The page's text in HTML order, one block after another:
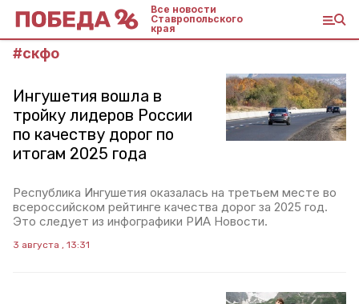
Все новости
Ставропольского
края
#скфо
Ингушетия вошла в
тройку лидеров России
по качеству дорог по
итогам 2025 года
Республика Ингушетия оказалась на третьем месте во
всероссийском рейтинге качества дорог за 2025 год.
Это следует из инфографики РИА Новости.
3 августа , 13:31